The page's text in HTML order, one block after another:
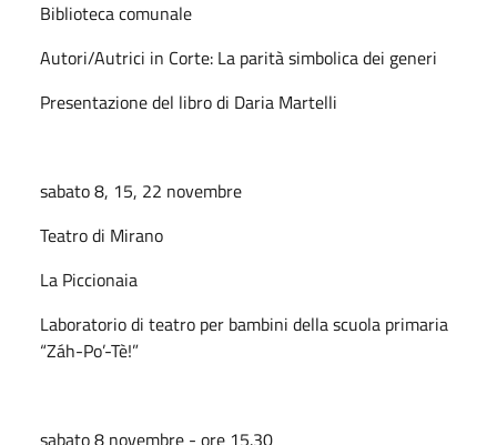
Biblioteca comunale
Autori/Autrici in Corte: La parità simbolica dei generi
Presentazione del libro di Daria Martelli
sabato 8, 15, 22 novembre
Teatro di Mirano
La Piccionaia
Laboratorio di teatro per bambini della scuola primaria
“Záh-Po’-Tè!”
sabato 8 novembre - ore 15.30